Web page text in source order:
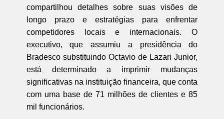
compartilhou detalhes sobre suas visões de
longo prazo e estratégias para enfrentar
competidores locais e internacionais. O
executivo, que assumiu a presidência do
Bradesco substituindo Octavio de Lazari Junior,
está determinado a imprimir mudanças
significativas na instituição financeira, que conta
com uma base de 71 milhões de clientes e 85
mil funcionários.